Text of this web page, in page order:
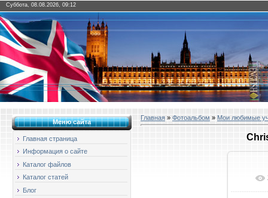
Суббота, 08.08.2026, 09:12
Меню сайта
Главная страница
Информация о сайте
Каталог файлов
Каталог статей
Блог
Главная » Фотоальбом » Мои любимые